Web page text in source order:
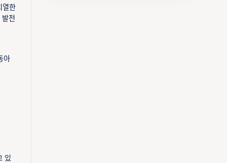
열한
발전
아
있